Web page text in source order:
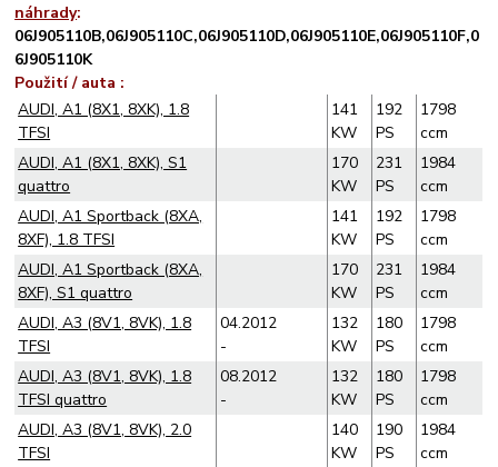
náhrady:
06J905110B,06J905110C,06J905110D,06J905110E,06J905110F,0
6J905110K
Použití / auta :
AUDI, A1 (8X1, 8XK), 1.8
TFSI
141
KW
192
PS
1798
ccm
AUDI, A1 (8X1, 8XK), S1
quattro
170
KW
231
PS
1984
ccm
AUDI, A1 Sportback (8XA,
8XF), 1.8 TFSI
141
KW
192
PS
1798
ccm
AUDI, A1 Sportback (8XA,
8XF), S1 quattro
170
KW
231
PS
1984
ccm
AUDI, A3 (8V1, 8VK), 1.8
TFSI
04.2012
-
132
KW
180
PS
1798
ccm
AUDI, A3 (8V1, 8VK), 1.8
TFSI quattro
08.2012
-
132
KW
180
PS
1798
ccm
AUDI, A3 (8V1, 8VK), 2.0
TFSI
140
KW
190
PS
1984
ccm